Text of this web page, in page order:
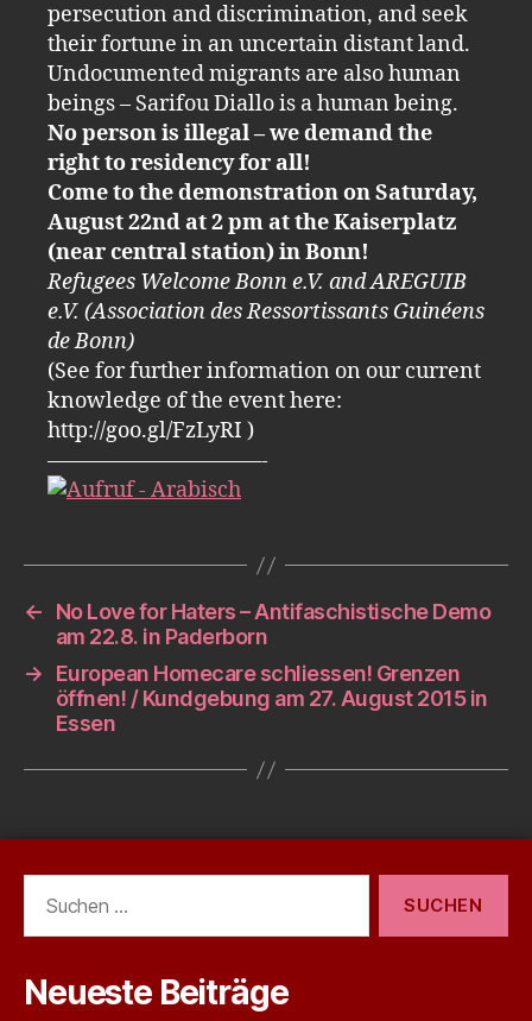
persecution and discrimination, and seek
their fortune in an uncertain distant land.
Undocumented migrants are also human
beings – Sarifou Diallo is a human being.
No person is illegal – we demand the
right to residency for all!
Come to the demonstration on Saturday,
August 22nd at 2 pm at the Kaiserplatz
(near central station) in Bonn!
Refugees Welcome Bonn e.V. and AREGUIB
e.V. (Association des Ressortissants Guinéens
de Bonn)
(See for further information on our current
knowledge of the event here:
http://goo.gl/FzLyRI )
——————————-
←
No Love for Haters – Antifaschistische Demo
am 22.8. in Paderborn
→
European Homecare schliessen! Grenzen
öffnen! / Kundgebung am 27. August 2015 in
Essen
nach:
Neueste Beiträge